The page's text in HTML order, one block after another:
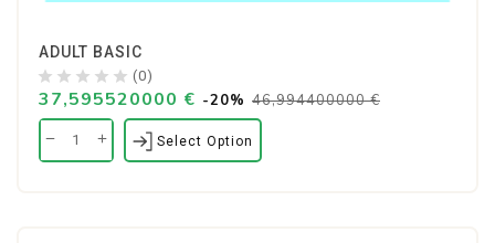
ADULT BASIC
(0)
37,595520000 € -20% 46,994400000 €
Select Option